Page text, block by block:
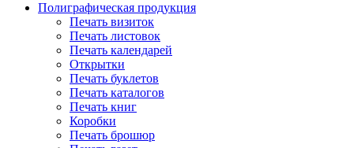
Полиграфическая продукция
Печать визиток
Печать листовок
Печать календарей
Открытки
Печать буклетов
Печать каталогов
Печать книг
Коробки
Печать брошюр